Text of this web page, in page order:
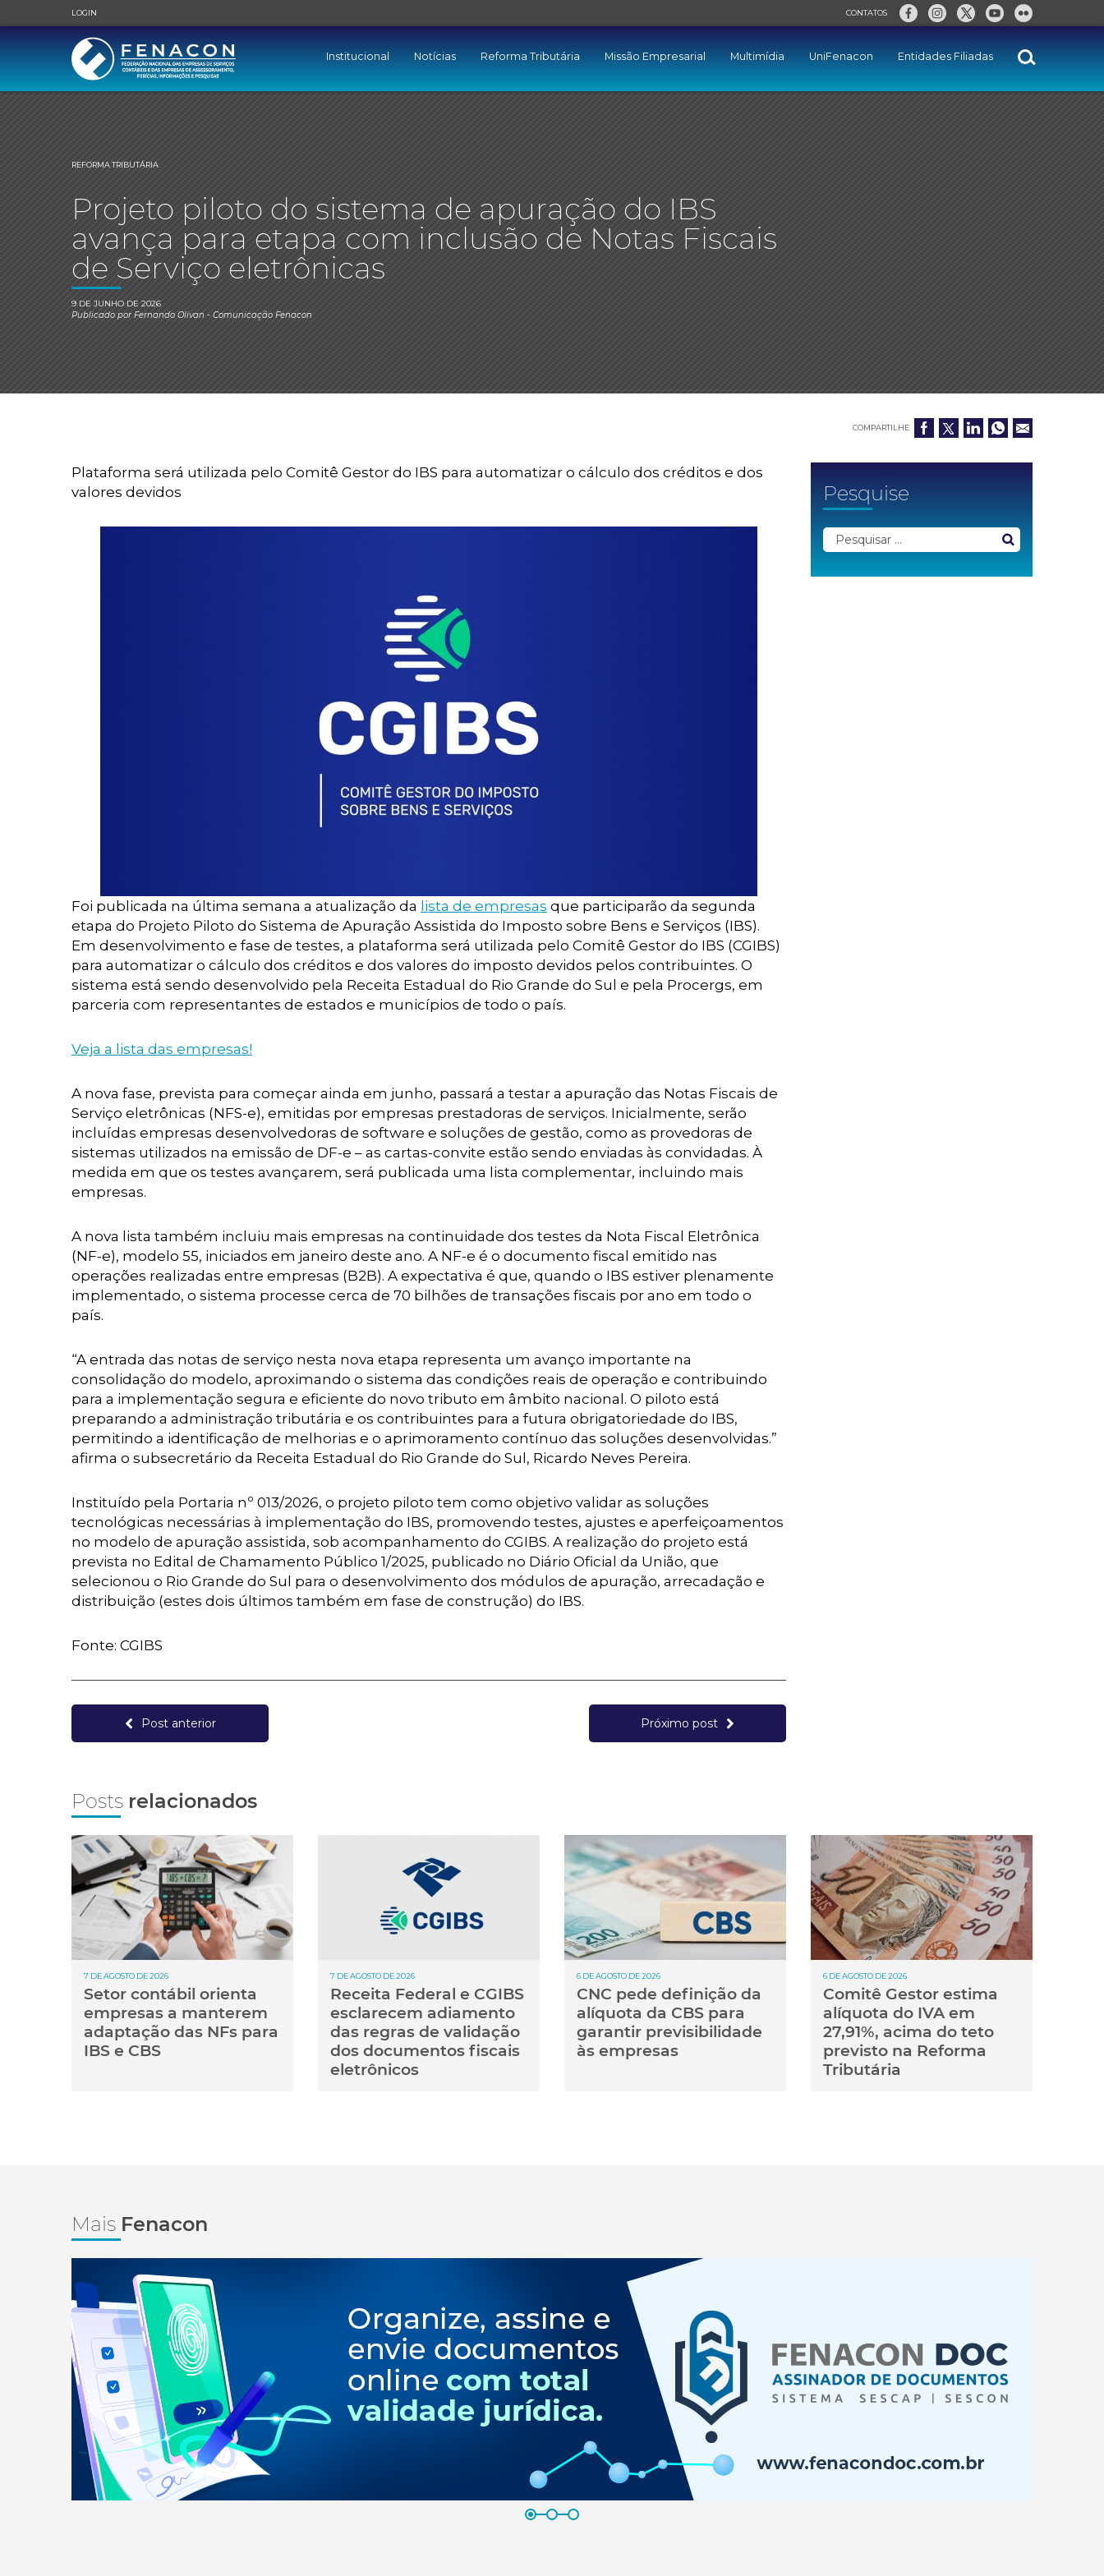
LOGIN CONTATOS
Institucional Notícias Reforma Tributária Missão Empresarial Multimídia UniFenacon Entidades Filiadas
REFORMA TRIBUTÁRIA
Projeto piloto do sistema de apuração do IBS
avança para etapa com inclusão de Notas Fiscais
de Serviço eletrônicas
9 DE JUNHO DE 2026
Publicado porFernando Olivan- Comunicação Fenacon
COMPARTILHE
Plataforma será utilizada pelo Comitê Gestor do IBS para automatizar o cálculo dos créditos e dos
valores devidos
Foi publicada na última semana a atualização da lista de empresas que participarão da segunda
etapa do Projeto Piloto do Sistema de Apuração Assistida do Imposto sobre Bens e Serviços (IBS).
Em desenvolvimento e fase de testes, a plataforma será utilizada pelo Comitê Gestor do IBS (CGIBS)
para automatizar o cálculo dos créditos e dos valores do imposto devidos pelos contribuintes. O
sistema está sendo desenvolvido pela Receita Estadual do Rio Grande do Sul e pela Procergs, em
parceria com representantes de estados e municípios de todo o país.
Veja a lista das empresas!
A nova fase, prevista para começar ainda em junho, passará a testar a apuração das Notas Fiscais de
Serviço eletrônicas (NFS-e), emitidas por empresas prestadoras de serviços. Inicialmente, serão
incluídas empresas desenvolvedoras de software e soluções de gestão, como as provedoras de
sistemas utilizados na emissão de DF-e – as cartas-convite estão sendo enviadas às convidadas. À
medida em que os testes avançarem, será publicada uma lista complementar, incluindo mais
empresas.
A nova lista também incluiu mais empresas na continuidade dos testes da Nota Fiscal Eletrônica
(NF-e), modelo 55, iniciados em janeiro deste ano. A NF-e é o documento fiscal emitido nas
operações realizadas entre empresas (B2B). A expectativa é que, quando o IBS estiver plenamente
implementado, o sistema processe cerca de 70 bilhões de transações fiscais por ano em todo o
país.
“A entrada das notas de serviço nesta nova etapa representa um avanço importante na
consolidação do modelo, aproximando o sistema das condições reais de operação e contribuindo
para a implementação segura e eficiente do novo tributo em âmbito nacional. O piloto está
preparando a administração tributária e os contribuintes para a futura obrigatoriedade do IBS,
permitindo a identificação de melhorias e o aprimoramento contínuo das soluções desenvolvidas.”
afirma o subsecretário da Receita Estadual do Rio Grande do Sul, Ricardo Neves Pereira.
Instituído pela Portaria nº 013/2026, o projeto piloto tem como objetivo validar as soluções
tecnológicas necessárias à implementação do IBS, promovendo testes, ajustes e aperfeiçoamentos
no modelo de apuração assistida, sob acompanhamento do CGIBS. A realização do projeto está
prevista no Edital de Chamamento Público 1/2025, publicado no Diário Oficial da União, que
selecionou o Rio Grande do Sul para o desenvolvimento dos módulos de apuração, arrecadação e
distribuição (estes dois últimos também em fase de construção) do IBS.
Fonte: CGIBS
Post anterior Próximo post
Pesquise
Posts relacionados
7 DE AGOSTO DE 2026
Setor contábil orienta
empresas a manterem
adaptação das NFs para
IBS e CBS
7 DE AGOSTO DE 2026
Receita Federal e CGIBS
esclarecem adiamento
das regras de validação
dos documentos fiscais
eletrônicos
6 DE AGOSTO DE 2026
CNC pede definição da
alíquota da CBS para
garantir previsibilidade
às empresas
6 DE AGOSTO DE 2026
Comitê Gestor estima
alíquota do IVA em
27,91%, acima do teto
previsto na Reforma
Tributária
Mais Fenacon